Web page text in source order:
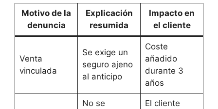
Motivo de la
denuncia
Explicación
resumida
Impacto en
el cliente
Venta
vinculada
Se exige un
seguro ajeno
al anticipo
Coste
añadido
durante 3
años
No se
El cliente